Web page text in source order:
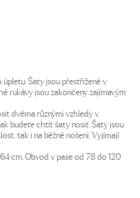
Šaty jsou přestřižené v
rukávy jsou zakončeny zajímavým
dvěma různými vzhledy v
budete chtít šaty nosit. Šaty jsou
tak i na běžné nošení. Vyjímají
cm. Obvod v pase od 78 do 120